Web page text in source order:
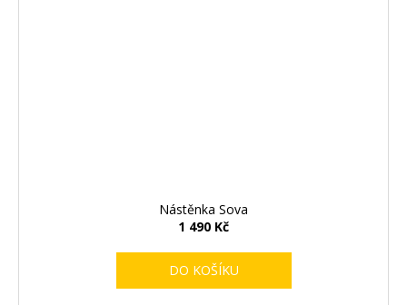
Nástěnka Sova
1 490 Kč
DO KOŠÍKU